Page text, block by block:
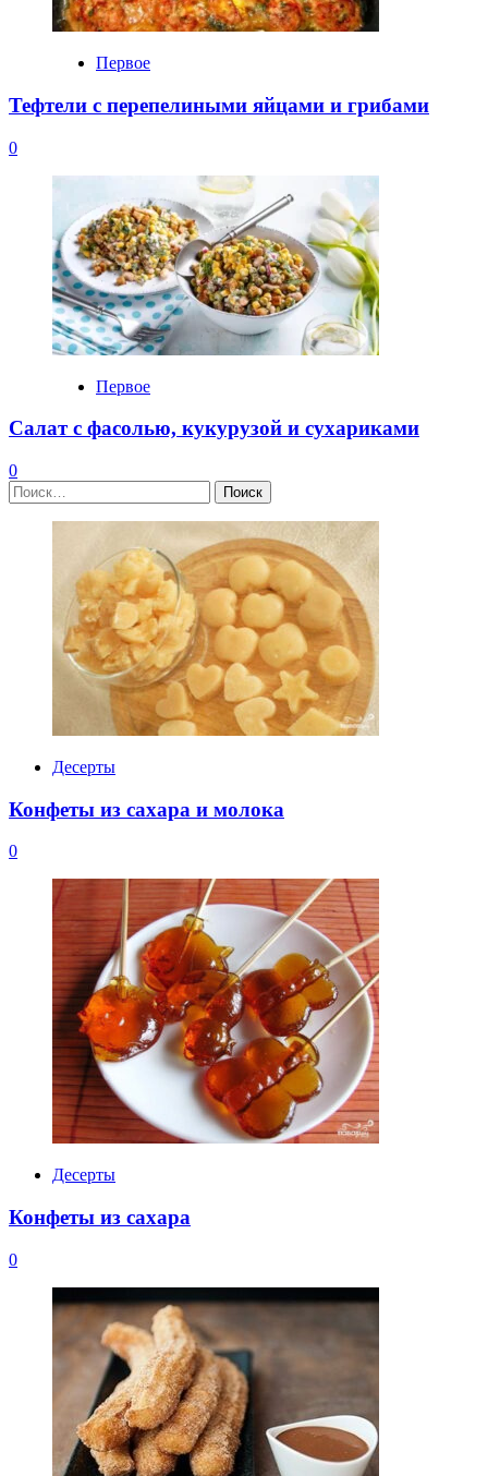
Первое
Тефтели с перепелиными яйцами и грибами
0
Первое
Салат с фасолью, кукурузой и сухариками
0
Найти:
Десерты
Конфеты из сахара и молока
0
Десерты
Конфеты из сахара
0